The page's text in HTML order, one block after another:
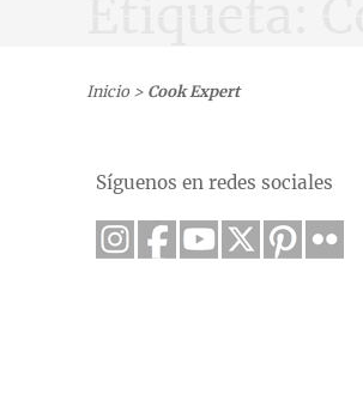
Inicio> Cook Expert
Síguenos en redes sociales